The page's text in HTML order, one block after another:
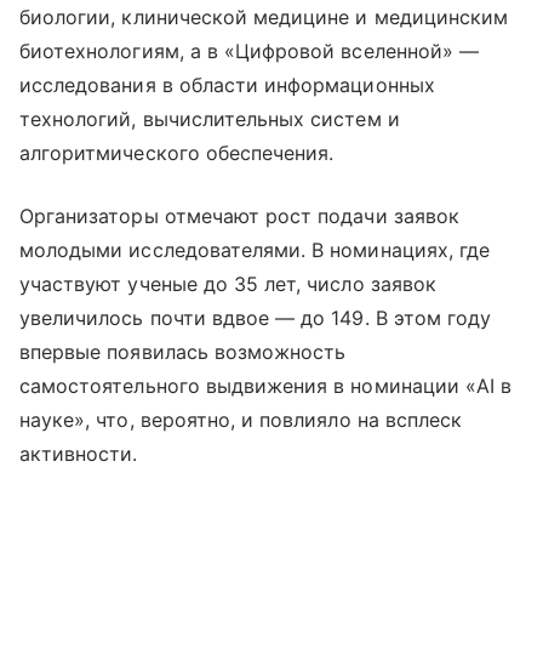
биологии, клинической медицине и медицинским
биотехнологиям, а в «Цифровой вселенной» —
исследования в области информационных
технологий, вычислительных систем и
алгоритмического обеспечения.
Организаторы отмечают рост подачи заявок
молодыми исследователями. В номинациях, где
участвуют ученые до 35 лет, число заявок
увеличилось почти вдвое — до 149. В этом году
впервые появилась возможность
самостоятельного выдвижения в номинации «AI в
науке», что, вероятно, и повлияло на всплеск
активности.